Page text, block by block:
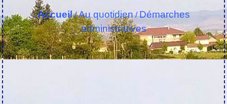
Accueil/Au quotidien/Démarches
administratives